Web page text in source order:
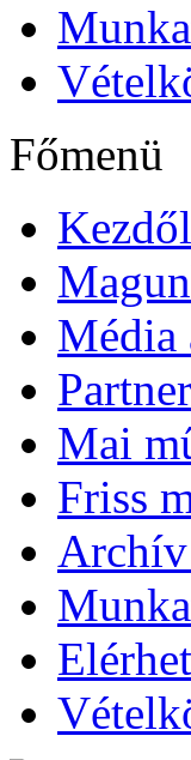
Főmenü
Média
Mai
Friss